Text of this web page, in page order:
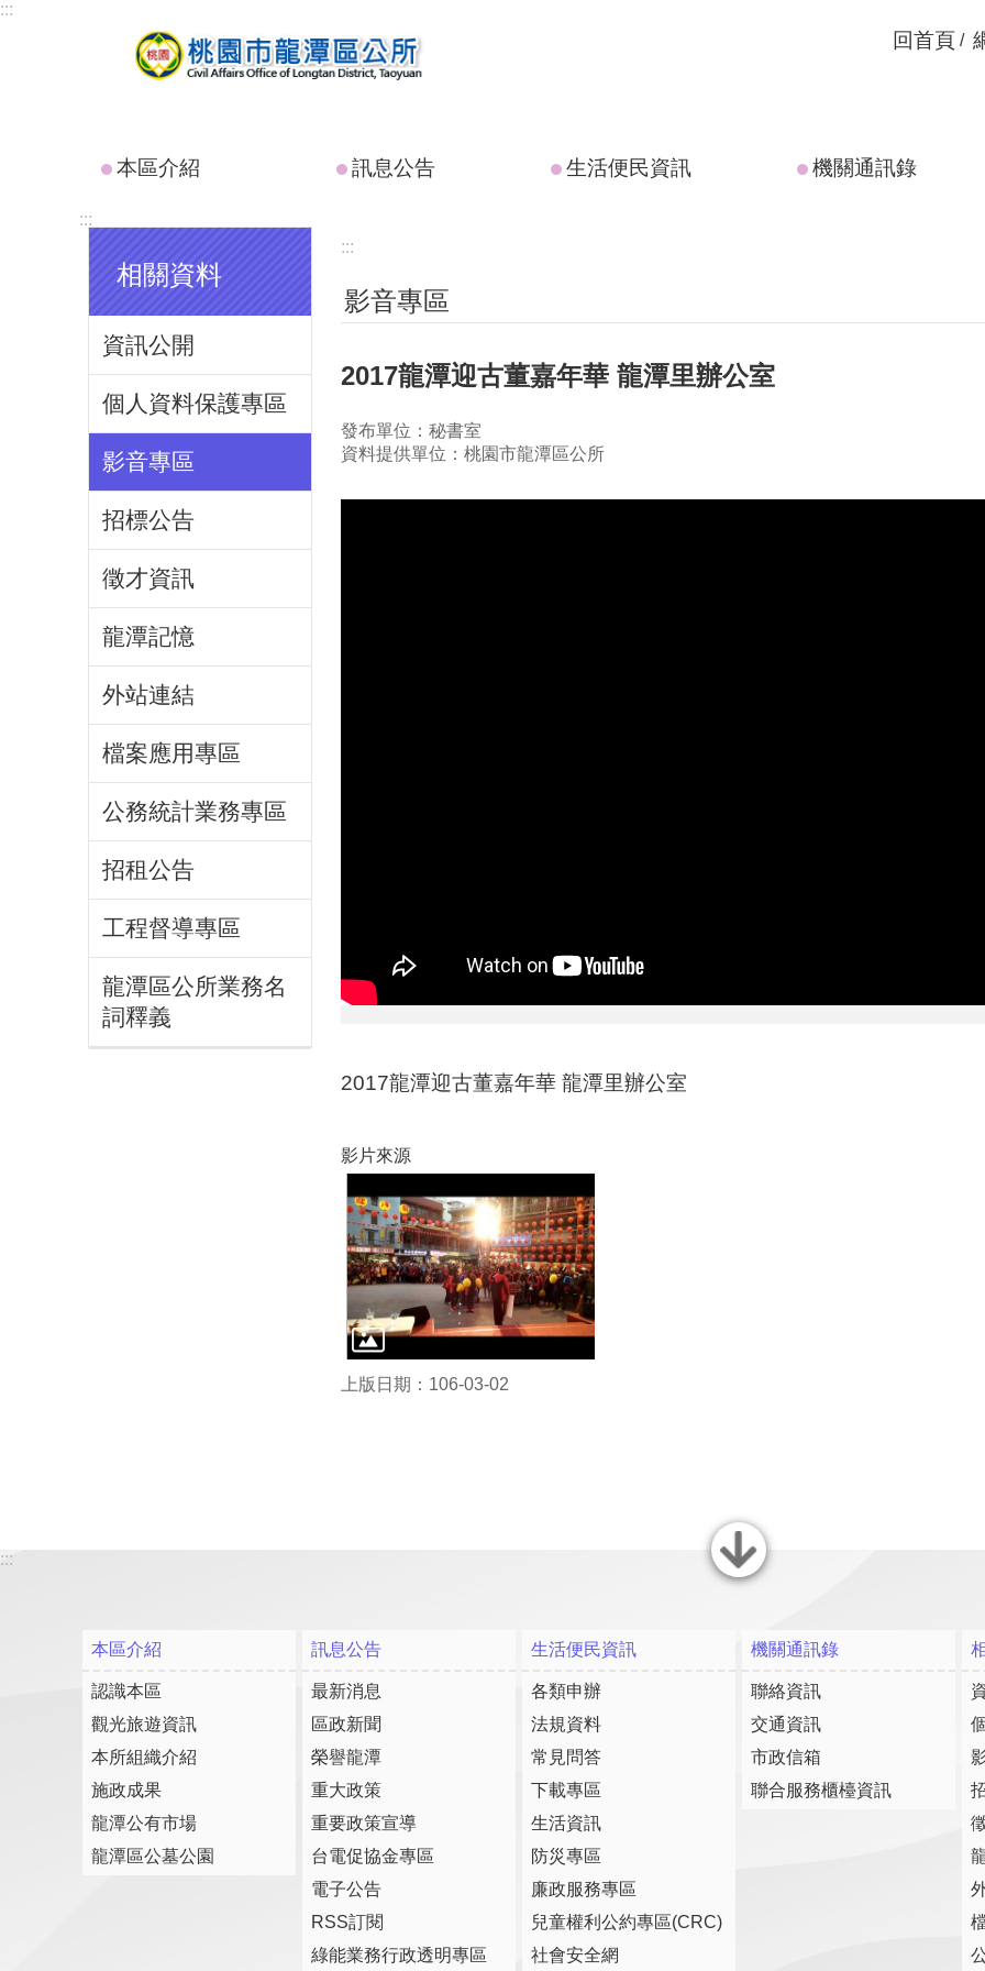
跳到主要內容區塊
:::
回首頁
本區介紹 訊息公告 生活便民資訊 機關通訊錄
:::
相關資料
資訊公開
個人資料保護專區
影音專區
招標公告
徵才資訊
龍潭記憶
外站連結
檔案應用專區
公務統計業務專區
招租公告
工程督導專區
龍潭區公所業務名
詞釋義
:::
影音專區
2017龍潭迎古董嘉年華 龍潭里辦公室
發布單位：秘書室
資料提供單位：桃園市龍潭區公所
2017龍潭迎古董嘉年華 龍潭里辦公室
影片來源
上版日期：106-03-02
關閉
:::
本區介紹
認識本區
觀光旅遊資訊
本所組織介紹
施政成果
龍潭公有市場
龍潭區公墓公園
訊息公告
最新消息
區政新聞
榮譽龍潭
重大政策
重要政策宣導
台電促協金專區
電子公告
RSS訂閱
綠能業務行政透明專區
生活便民資訊
各類申辦
法規資料
常見問答
下載專區
生活資訊
防災專區
廉政服務專區
兒童權利公約專區(CRC)
社會安全網
機關通訊錄
聯絡資訊
交通資訊
市政信箱
聯合服務櫃檯資訊